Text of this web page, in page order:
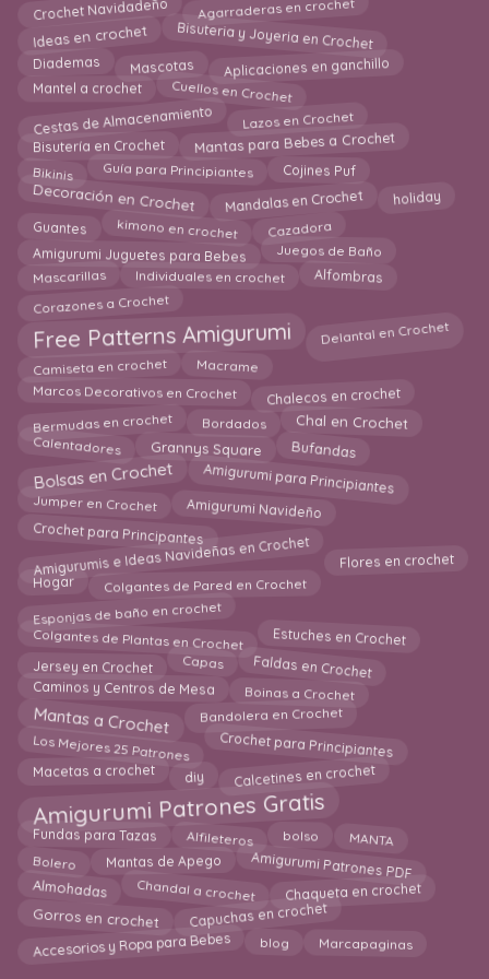
Crochet Navidadeño Agarraderas en crochet
Ideas en crochet Bisuteria y Joyeria en Crochet
Diademas Mascotas Aplicaciones en ganchillo
Mantel a crochet Cuellos en Crochet
Cestas de Almacenamiento Lazos en Crochet
Bisutería en Crochet Mantas para Bebes a Crochet
Bikinis Guía para Principiantes Cojines Puf
Decoración en Crochet Mandalas en Crochet holiday
Guantes kimono en crochet Cazadora
Amigurumi Juguetes para Bebes Juegos de Baño
Mascarillas Individuales en crochet Alfombras
Corazones a Crochet
Free Patterns Amigurumi Delantal en Crochet
Camiseta en crochet Macrame
Marcos Decorativos en Crochet Chalecos en crochet
Bermudas en crochet Bordados Chal en Crochet
Calentadores Grannys Square Bufandas
Bolsas en Crochet Amigurumi para Principiantes
Jumper en Crochet Amigurumi Navideño
Crochet para Principantes
Amigurumis e Ideas Navideñas en Crochet Flores en crochet
Hogar Colgantes de Pared en Crochet
Esponjas de baño en crochet
Colgantes de Plantas en Crochet Estuches en Crochet
Jersey en Crochet Capas Faldas en Crochet
Caminos y Centros de Mesa Boinas a Crochet
Mantas a Crochet Bandolera en Crochet
Los Mejores 25 Patrones Crochet para Principiantes
Macetas a crochet diy Calcetines en crochet
Amigurumi Patrones Gratis
Fundas para Tazas Alfileteros bolso MANTA
Bolero Mantas de Apego Amigurumi Patrones PDF
Almohadas Chandal a crochet Chaqueta en crochet
Gorros en crochet Capuchas en crochet
Accesorios y Ropa para Bebes blog Marcapaginas